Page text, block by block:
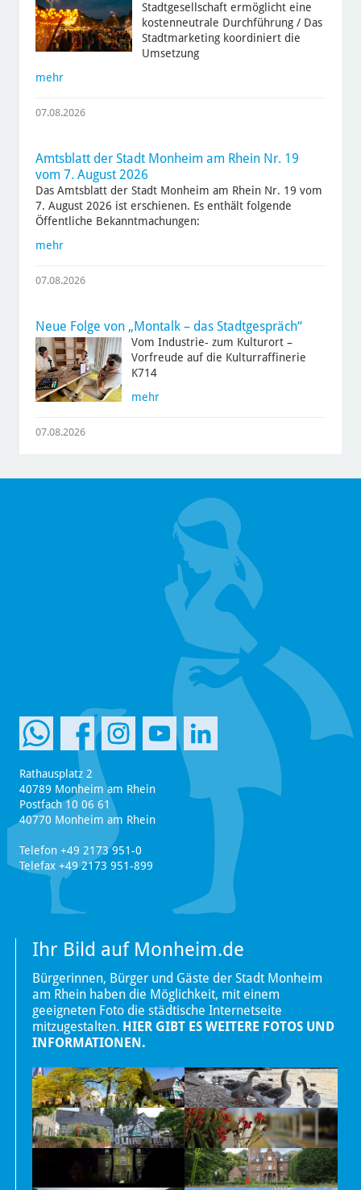
Stadtgesellschaft ermöglicht eine
kostenneutrale Durchführung / Das
Stadtmarketing koordiniert die
Umsetzung
mehr
07.08.2026
Amtsblatt der Stadt Monheim am Rhein Nr. 19
vom 7. August 2026
Das Amtsblatt der Stadt Monheim am Rhein Nr. 19 vom
7. August 2026 ist erschienen. Es enthält folgende
Öffentliche Bekanntmachungen:
mehr
07.08.2026
Neue Folge von „Montalk – das Stadtgespräch“
Vom Industrie- zum Kulturort –
Vorfreude auf die Kulturraffinerie
K714
mehr
07.08.2026
Rathausplatz 2
40789 Monheim am Rhein
Postfach 10 06 61
40770 Monheim am Rhein
Telefon +49 2173 951-0
Telefax +49 2173 951-899
Ihr Bild auf Monheim.de
Bürgerinnen, Bürger und Gäste der Stadt Monheim
am Rhein haben die Möglichkeit, mit einem
geeigneten Foto die städtische Internetseite
mitzugestalten. HIER GIBT ES WEITERE FOTOS UND
INFORMATIONEN.